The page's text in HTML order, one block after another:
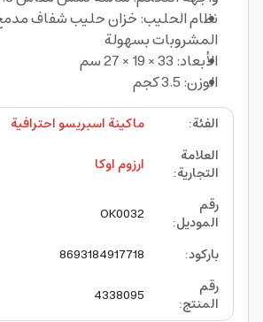
نظام الحليب: خزان حليب شفاف
المشروبات بسهولة
الأبعاد: 33 × 19 × 27 سم
الوزن: 3.5 كجم
الفئة:
ماكينة اسبريسو احترافية
العلامة
التجارية:
ارزوم اوكا
رقم
الموديل:
OK0032
باركود:
8693184917718
رقم
المنتج:
4338095